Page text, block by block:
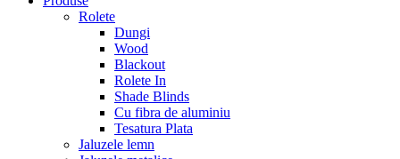
Rolete
Dungi
Wood
Blackout
Rolete In
Shade Blinds
Cu fibra de aluminiu
Tesatura Plata
Jaluzele lemn